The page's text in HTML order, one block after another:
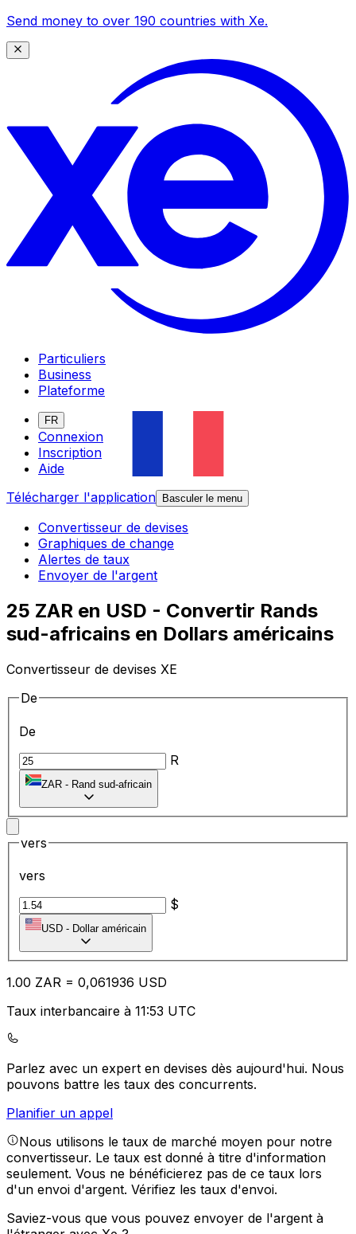
Send money to over 190 countries with Xe.
Particuliers
Business
Plateforme
FR
Connexion
Inscription
Aide
Télécharger l'application
Basculer le menu
Convertisseur de devises
Graphiques de change
Alertes de taux
Envoyer de l'argent
25 ZAR en USD - Convertir Rands
sud-africains en Dollars américains
Convertisseur de devises XE
De
De
R
ZAR - Rand sud-africain
vers
vers
$
USD - Dollar américain
1.00 ZAR = 0,061936 USD
Taux interbancaire à 11:53 UTC
Parlez avec un expert en devises dès aujourd'hui. Nous
pouvons battre les taux des concurrents.
Planifier un appel
Nous utilisons le taux de marché moyen pour notre
convertisseur. Le taux est donné à titre d'information
seulement. Vous ne bénéficierez pas de ce taux lors
d'un envoi d'argent. Vérifiez les taux d'envoi.
Saviez-vous que vous pouvez envoyer de l'argent à